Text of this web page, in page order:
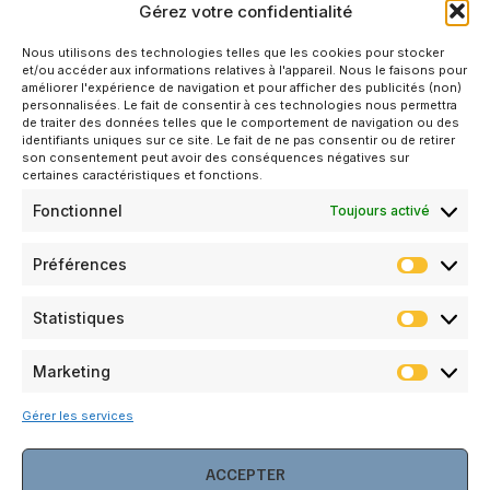
Gérez votre confidentialité
Nous utilisons des technologies telles que les cookies pour stocker
et/ou accéder aux informations relatives à l'appareil. Nous le faisons pour
améliorer l'expérience de navigation et pour afficher des publicités (non)
personnalisées. Le fait de consentir à ces technologies nous permettra
de traiter des données telles que le comportement de navigation ou des
identifiants uniques sur ce site. Le fait de ne pas consentir ou de retirer
son consentement peut avoir des conséquences négatives sur
certaines caractéristiques et fonctions.
Fonctionnel Toujours activé
Préférences
Statistiques
Marketing
Gérer les services
ACCEPTER
Une filiale de
KELIOS GROUP
CONTACT@PATRIARCA-
WORKS.COM
+33 4 86 11 03
74
Nos solutions
TRAVAUX
CONSTRUCTION
RÉHABILITATION